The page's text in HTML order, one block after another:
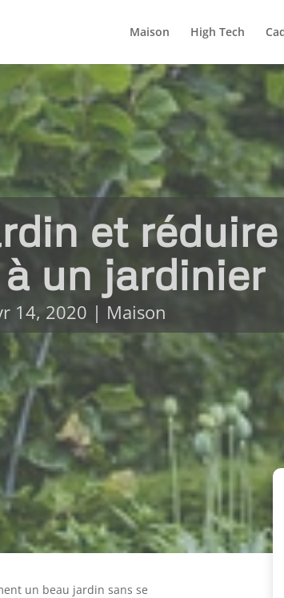
Maison High Tech
et
un jardinier
14, 2020 | Maison
un beau jardin sans se